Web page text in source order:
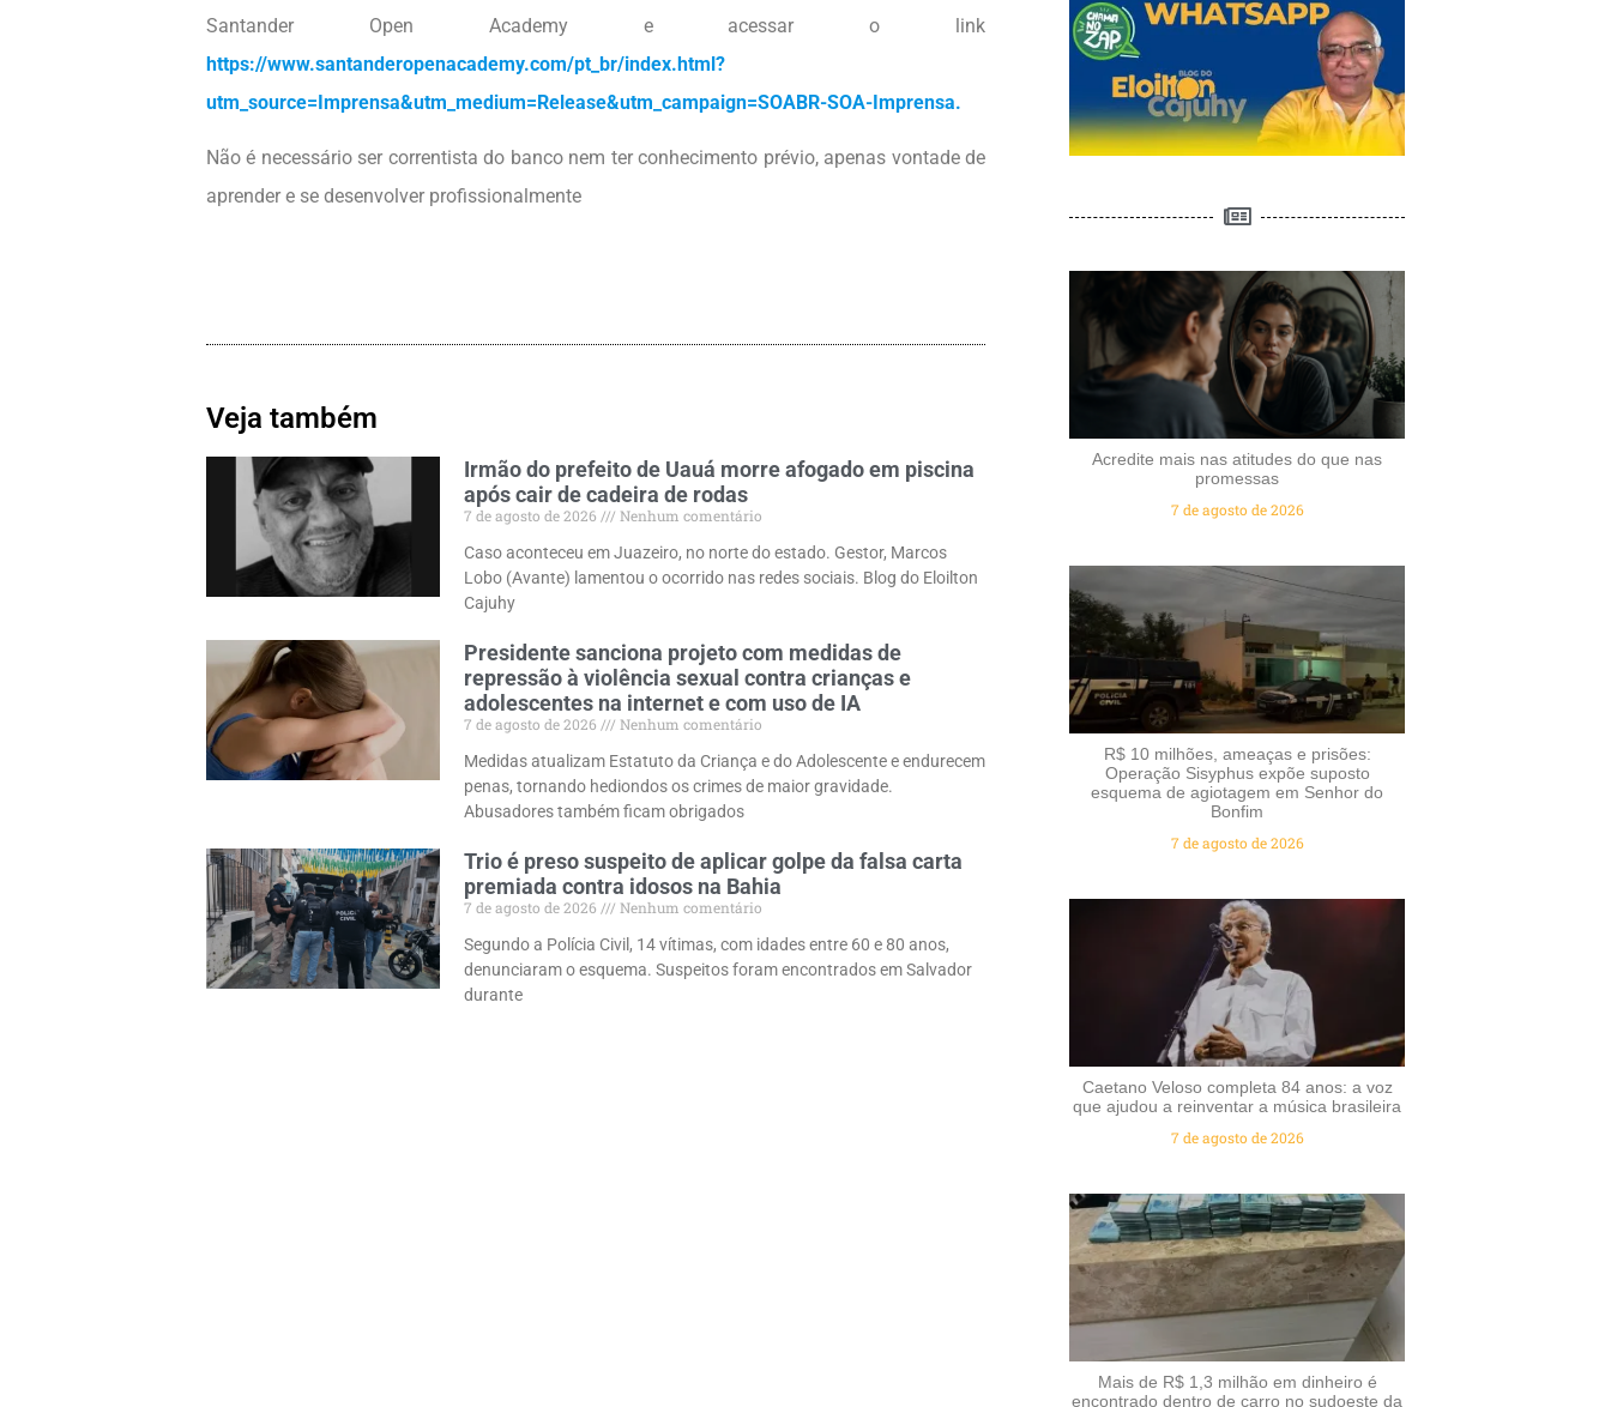
Santander Open Academy e acessar o link
https://www.santanderopenacademy.com/pt_br/index.html?
utm_source=Imprensa&utm_medium=Release&utm_campaign=SOABR-SOA-Imprensa.
Não é necessário ser correntista do banco nem ter conhecimento prévio, apenas vontade de
aprender e se desenvolver profissionalmente
Veja também
Irmão do prefeito de Uauá morre afogado em piscina
após cair de cadeira de rodas
7 de agosto de 2026
Nenhum comentário
Caso aconteceu em Juazeiro, no norte do estado. Gestor, Marcos
Lobo (Avante) lamentou o ocorrido nas redes sociais. Blog do Eloilton
Cajuhy
Presidente sanciona projeto com medidas de
repressão à violência sexual contra crianças e
adolescentes na internet e com uso de IA
7 de agosto de 2026
Nenhum comentário
Medidas atualizam Estatuto da Criança e do Adolescente e endurecem
penas, tornando hediondos os crimes de maior gravidade.
Abusadores também ficam obrigados
Trio é preso suspeito de aplicar golpe da falsa carta
premiada contra idosos na Bahia
7 de agosto de 2026
Nenhum comentário
Segundo a Polícia Civil, 14 vítimas, com idades entre 60 e 80 anos,
denunciaram o esquema. Suspeitos foram encontrados em Salvador
durante
Acredite mais nas atitudes do que nas
promessas
7 de agosto de 2026
R$ 10 milhões, ameaças e prisões:
Operação Sisyphus expõe suposto
esquema de agiotagem em Senhor do
Bonfim
7 de agosto de 2026
Caetano Veloso completa 84 anos: a voz
que ajudou a reinventar a música brasileira
7 de agosto de 2026
Mais de R$ 1,3 milhão em dinheiro é
encontrado dentro de carro no sudoeste da